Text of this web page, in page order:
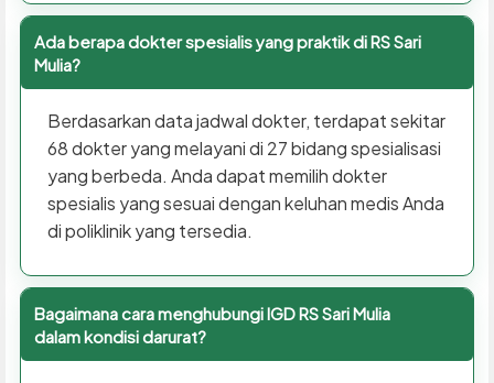
Ada berapa dokter spesialis yang praktik di RS Sari
Mulia?
Berdasarkan data jadwal dokter, terdapat sekitar
68 dokter yang melayani di 27 bidang spesialisasi
yang berbeda. Anda dapat memilih dokter
spesialis yang sesuai dengan keluhan medis Anda
di poliklinik yang tersedia.
Bagaimana cara menghubungi IGD RS Sari Mulia
dalam kondisi darurat?